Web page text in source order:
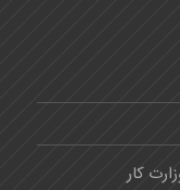
کار